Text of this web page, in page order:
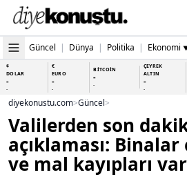
Güncel | Dünya | Politika | Ekonomi
$
DOLAR
-
-
€
EURO
-
-
BİTCOİN
-
-
ÇEYREK
ALTIN
-
-
diyekonustu.com>Güncel>
Valilerden son
açıklaması:
ve mal kayıpları var